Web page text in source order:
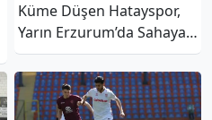
Küme Düşen Hatayspor,
Yarın Erzurum’da Sahaya
Çıkıyor